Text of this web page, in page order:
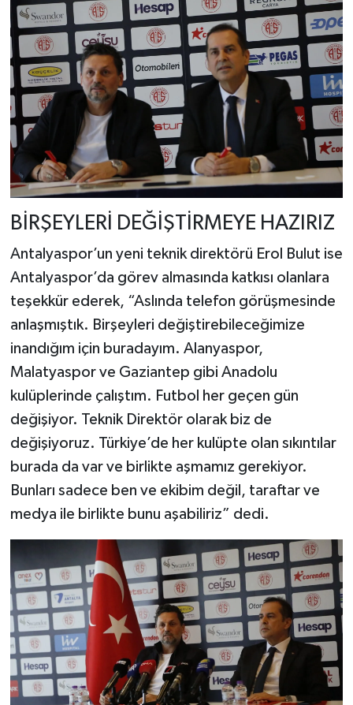
BİRŞEYLERİ DEĞİŞTİRMEYE HAZIRIZ
Antalyaspor’un yeni teknik direktörü Erol Bulut ise
Antalyaspor’da görev almasında katkısı olanlara
teşekkür ederek, “Aslında telefon görüşmesinde
anlaşmıştık. Birşeyleri değiştirebileceğimize
inandığım için buradayım. Alanyaspor,
Malatyaspor ve Gaziantep gibi Anadolu
kulüplerinde çalıştım. Futbol her geçen gün
değişiyor. Teknik Direktör olarak biz de
değişiyoruz. Türkiye’de her kulüpte olan sıkıntılar
burada da var ve birlikte aşmamız gerekiyor.
Bunları sadece ben ve ekibim değil, taraftar ve
medya ile birlikte bunu aşabiliriz” dedi.